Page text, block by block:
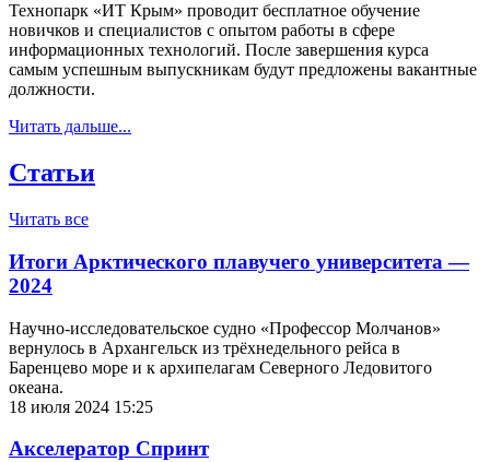
Технопарк «ИТ Крым» проводит бесплатное обучение
новичков и специалистов с опытом работы в сфере
информационных технологий. После завершения курса
самым успешным выпускникам будут предложены вакантные
должности.
Читать дальше...
Статьи
Читать все
Итоги Арктического плавучего университета —
2024
Научно-исследовательское судно «Профессор Молчанов»
вернулось в Архангельск из трёхнедельного рейса в
Баренцево море и к архипелагам Северного Ледовитого
океана.
18 июля 2024 15:25
Акселератор Спринт